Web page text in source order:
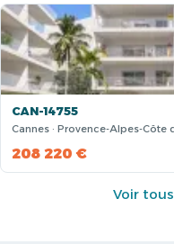
CAN-14755
Cannes · Provence-Alpes-Côte
208 220 €
Voir